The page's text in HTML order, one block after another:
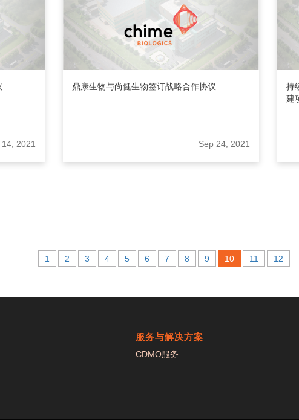
2021
鼎康生物与尚健生物签订战略合作协议
Sep 24, 2021
持
建
1 2 3 4 5 6 7 8 9 10 11 12
服务与解决方案
CDMO服务